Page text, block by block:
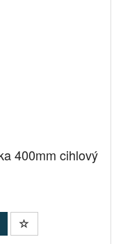
400mm cihlový